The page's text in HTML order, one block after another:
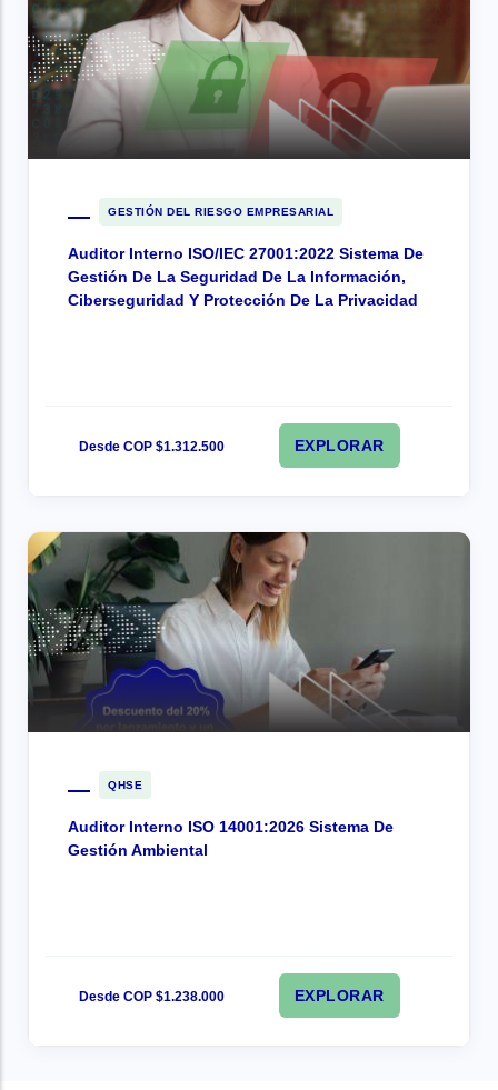
GESTIÓN DEL RIESGO EMPRESARIAL
Auditor Interno ISO/IEC 27001:2022 Sistema De
Gestión De La Seguridad De La Información,
Ciberseguridad Y Protección De La Privacidad
Desde COP $1.312.500 EXPLORAR
QHSE
Auditor Interno ISO 14001:2026 Sistema De
Gestión Ambiental
Desde COP $1.238.000 EXPLORAR